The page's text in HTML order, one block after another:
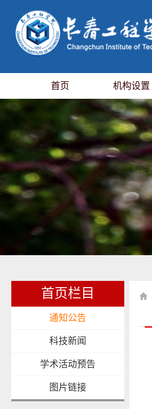
首页 机构设置
首页栏目
通知公告
科技新闻
学术活动预告
图片链接